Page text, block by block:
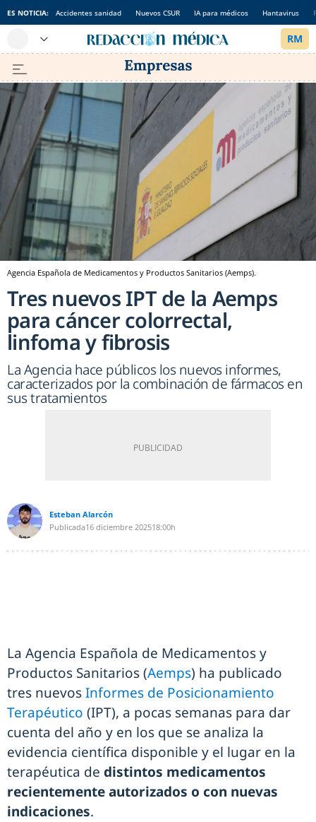
ES NOTICIA: Accidentes sanidad Nuevos CSUR IA para médicos Hantavirus
Agencia Española de Medicamentos y Productos Sanitarios (Aemps).
Tres nuevos IPT de la Aemps
para cáncer colorrectal,
linfoma y fibrosis
La Agencia hace públicos los nuevos informes,
caracterizados por la combinación de fármacos en
sus tratamientos
Esteban Alarcón
Publicada16 diciembre 202518:00h
La Agencia Española de Medicamentos y
Productos Sanitarios (Aemps) ha publicado
tres nuevosInformes de Posicionamiento
Terapéutico (IPT), a pocas semanas para dar
cuenta del año y en los que se analiza la
evidencia científica disponible y el lugar en la
terapéutica de distintos medicamentos
recientemente autorizados o con nuevas
indicaciones.